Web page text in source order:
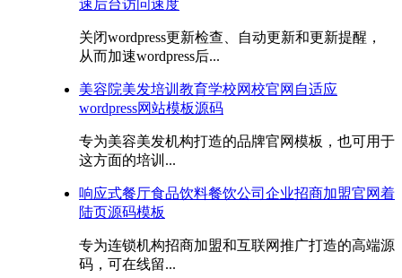
速后台访问速度
关闭wordpress更新检查、自动更新和更新提醒，
从而加速wordpress后...
美容院美发培训教育学校网校官网自适应
wordpress网站模板源码
专为美容美发机构打造的品牌官网模板，也可用于
这方面的培训...
响应式餐厅食品饮料餐饮公司企业招商加盟官网着
陆页源码模板
专为连锁机构招商加盟和互联网推广打造的高端源
码，可在线留...